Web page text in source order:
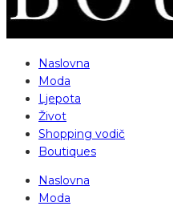
Naslovna
Moda
Ljepota
Život
Shopping vodič
Boutiques
Naslovna
Moda